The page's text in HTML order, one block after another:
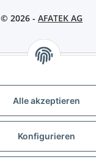
Alle akzeptieren
Konfigurieren
© 2026 - AFATEK AG
AT CH (DE)
BE (NL) BE (FR)
IT ES DK